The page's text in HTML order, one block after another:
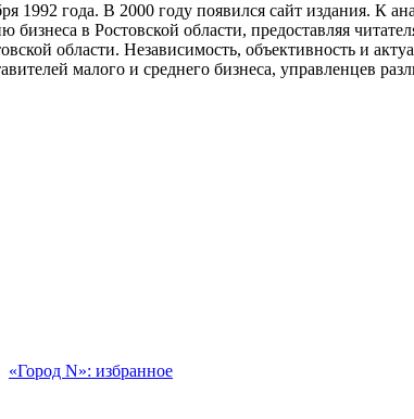
1992 года. В 2000 году появился сайт издания. К
бизнеса в Ростовской области, предоставляя
области. Независимость, объективность и
малого и среднего бизнеса, управленцев
«Город N»: избранное